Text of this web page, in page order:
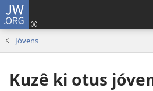
JW.ORG
Jóvens
Kuzê ki otus